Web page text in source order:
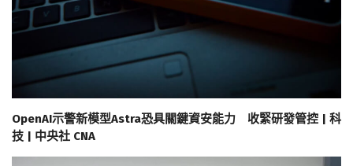
OpenAI示警新模型Astra恐具關鍵資安能力 收緊研發管控 | 科
技 | 中央社 CNA